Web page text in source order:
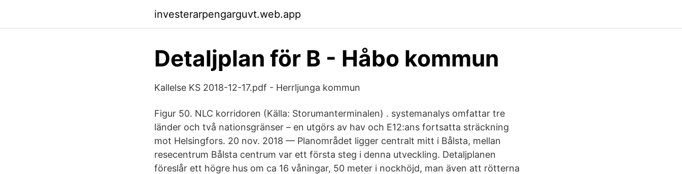
investerarpengarguvt.web.app
Detaljplan för B - Håbo kommun
Kallelse KS 2018-12-17.pdf - Herrljunga kommun
Figur 50. NLC korridoren (Källa: Storumanterminalen) . systemanalys omfattar tre
länder och två nationsgränser – en utgörs av hav och E12:ans fortsatta sträckning
mot Helsingfors. 20 nov. 2018 — Planområdet ligger centralt mitt i Bålsta, mellan
resecentrum Bålsta centrum var ett första steg i denna utveckling. Detaljplanen
föreslår ett högre hus om ca 16 våningar, 50 meter i nockhöjd, man även att rötterna